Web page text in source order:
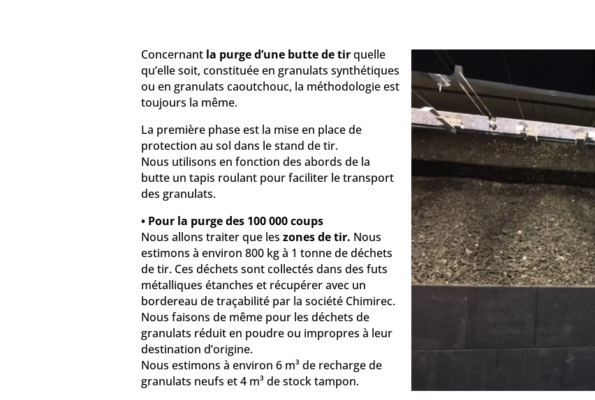
Concernant la purge d’une butte de tirquelle
qu’elle soit, constituée en granulats synthétiques
ou en granulats caoutchouc, la méthodologie est
toujours la même.
La première phase est la mise en place de
protection au sol dans le stand de tir.
Nous utilisons en fonction des abords de la
butte un tapis roulant pour faciliter le transport
des granulats.
• Pour la purge des 100 000 coups
Nous allons traiter que les zones de tir. Nous
estimons à environ 800 kg à 1 tonne de déchets
de tir. Ces déchets sont collectés dans des futs
métalliques étanches et récupérer avec un
bordereau de traçabilité par la société Chimirec.
Nous faisons de même pour les déchets de
granulats réduit en poudre ou impropres à leur
destination d’origine.
Nous estimons à environ 6 m³ de recharge de
granulats neufs et 4 m³ de stock tampon.